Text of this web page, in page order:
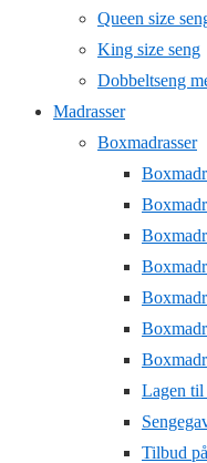
Queen size
King size seng
Dobbeltseng
Madrasser
Boxmadrasser
Lagen til
Tilbud